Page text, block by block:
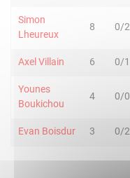
Simon
Lheureux
8 0/2
Axel Villain 6 0/1
Younes
Boukichou
4 0/0
Evan Boisdur 3 0/2